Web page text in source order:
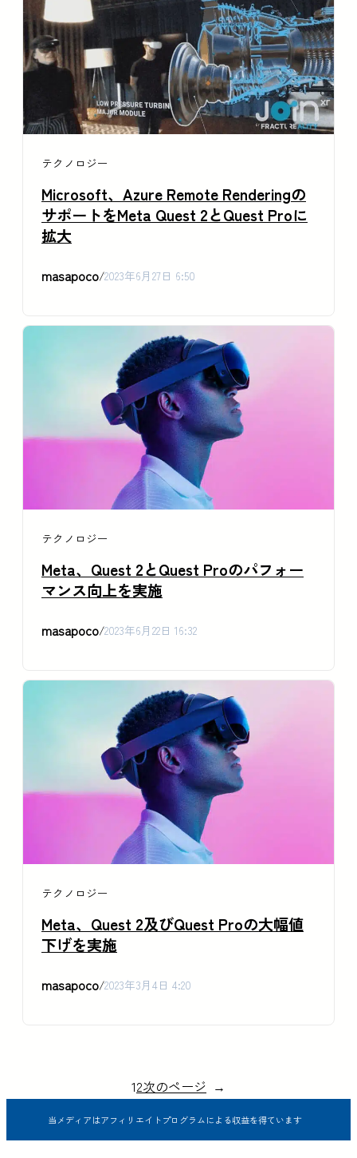
テクノロジー
Microsoft、Azure Remote Renderingの
サポートをMeta Quest 2とQuest Proに
拡大
masapoco/2023年6月27日 6:50
テクノロジー
Meta、Quest 2とQuest Proのパフォー
マンス向上を実施
masapoco/2023年6月22日 16:32
テクノロジー
Meta、Quest 2及びQuest Proの大幅値
下げを実施
masapoco/2023年3月4日 4:20
12次のページ →
当メディアはアフィリエイトプログラムによる収益を得ています